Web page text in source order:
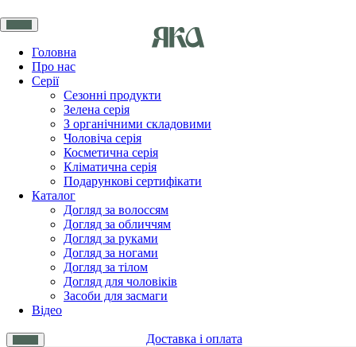
Головна
Про нас
Серії
Сезонні продукти
Зелена серія
З органічними складовими
Чоловіча серія
Косметична серія
Кліматична серія
Подарункові сертифікати
Каталог
Догляд за волоссям
Догляд за обличчям
Догляд за руками
Догляд за ногами
Догляд за тілом
Догляд для чоловіків
Засоби для засмаги
Відео
Доставка і оплата